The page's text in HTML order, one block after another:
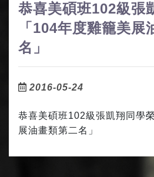
恭喜美碩班102級張
「104年度雞籠美展
名」
2016-05-24
恭喜美碩班102級張凱翔同學
展油畫類第二名」